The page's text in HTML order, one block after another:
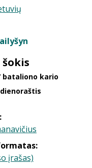
bataliono kario
įrašas)